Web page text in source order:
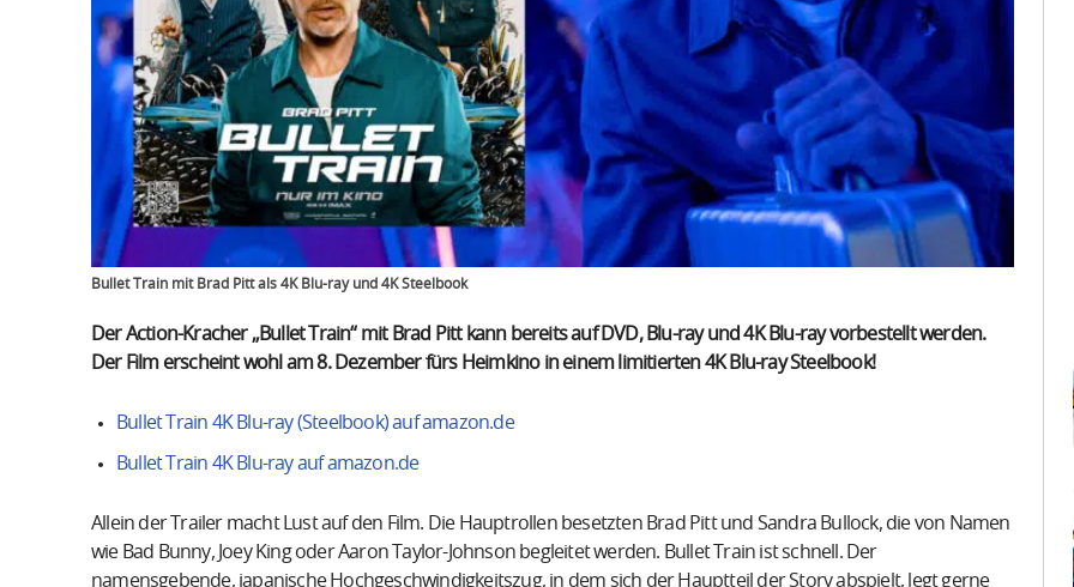
Bullet Train mit Brad Pitt als 4K Blu-ray und 4K Steelbook
Der Action-Kracher „Bullet Train“ mit Brad Pitt kann bereits auf DVD, Blu-ray und 4K Blu-ray vorbestellt werden.
Der Film erscheint wohl am 8. Dezember fürs Heimkino in einem limitierten 4K Blu-ray Steelbook!
Bullet Train 4K Blu-ray (Steelbook) auf amazon.de
Bullet Train 4K Blu-ray auf amazon.de
Allein der Trailer macht Lust auf den Film. Die Hauptrollen besetzten Brad Pitt und Sandra Bullock, die von Namen
wie Bad Bunny, Joey King oder Aaron Taylor-Johnson begleitet werden. Bullet Train ist schnell. Der
namensgebende, japanische Hochgeschwindigkeitszug, in dem sich der Hauptteil der Story abspielt, legt gerne